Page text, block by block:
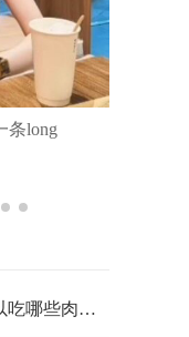
条long
高血脂患者在平时生活中可以吃哪些肉类？